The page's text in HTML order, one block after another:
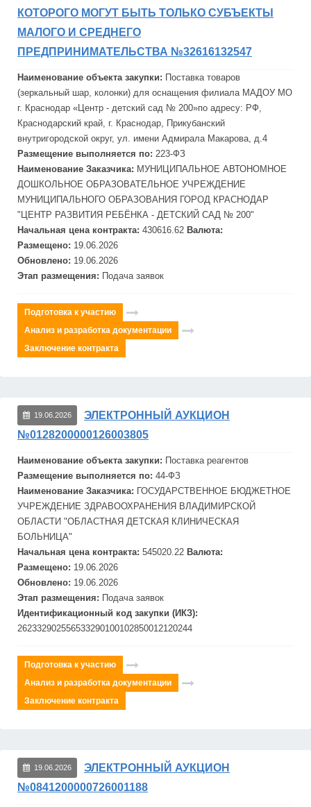
КОТОРОГО МОГУТ БЫТЬ ТОЛЬКО СУБЪЕКТЫ
МАЛОГО И СРЕДНЕГО
ПРЕДПРИНИМАТЕЛЬСТВА №32616132547
Наименование объекта закупки: Поставка товаров
(зеркальный шар, колонки) для оснащения филиала МАДОУ МО
г. Краснодар «Центр - детский сад № 200»по адресу: РФ,
Краснодарский край, г. Краснодар, Прикубанский
внутригородской округ, ул. имени Адмирала Макарова, д.4
Размещение выполняется по: 223-ФЗ
Наименование Заказчика: МУНИЦИПАЛЬНОЕ АВТОНОМНОЕ
ДОШКОЛЬНОЕ ОБРАЗОВАТЕЛЬНОЕ УЧРЕЖДЕНИЕ
МУНИЦИПАЛЬНОГО ОБРАЗОВАНИЯ ГОРОД КРАСНОДАР
"ЦЕНТР РАЗВИТИЯ РЕБЁНКА - ДЕТСКИЙ САД № 200"
Начальная цена контракта: 430616.62 Валюта:
Размещено: 19.06.2026
Обновлено: 19.06.2026
Этап размещения: Подача заявок
Подготовка к участию
Анализ и разработка документации
Заключение контракта
19.06.2026
ЭЛЕКТРОННЫЙ АУКЦИОН
№0128200000126003805
Наименование объекта закупки: Поставка реагентов
Размещение выполняется по: 44-ФЗ
Наименование Заказчика: ГОСУДАРСТВЕННОЕ БЮДЖЕТНОЕ
УЧРЕЖДЕНИЕ ЗДРАВООХРАНЕНИЯ ВЛАДИ МИРСКОЙ
ОБЛАСТИ "ОБЛАСТНАЯ ДЕТСКАЯ КЛИНИЧЕСКАЯ
БОЛЬНИЦА"
Начальная цена контракта: 545020.22 Валюта:
Размещено: 19.06.2026
Обновлено: 19.06.2026
Этап размещения: Подача заявок
Идентификационный код закупки (ИКЗ):
262332902556533290100102850012120244
Подготовка к участию
Анализ и разработка документации
Заключение контракта
19.06.2026
ЭЛЕКТРОННЫЙ АУКЦИОН
№0841200000726001188